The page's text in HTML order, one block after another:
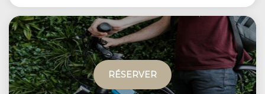
RÉSERVER